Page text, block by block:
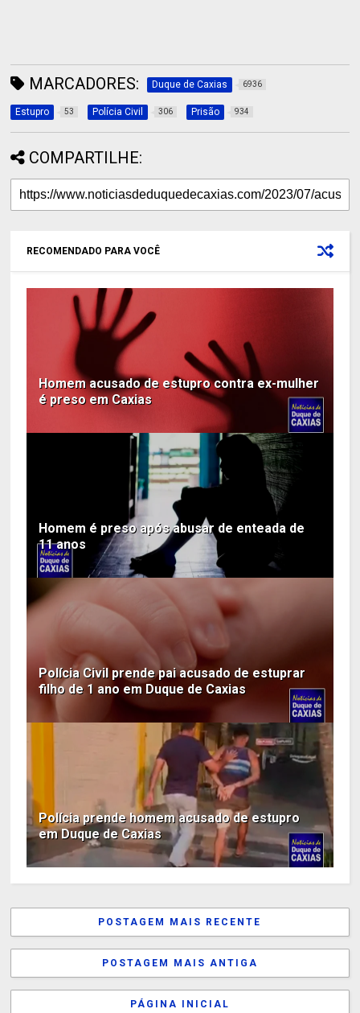
MARCADORES: Duque de Caxias 6936
Estupro 53 Polícia Civil 306 Prisão 934
COMPARTILHE:
RECOMENDADO PARA VOCÊ
Homem acusado de estupro contra ex-mulher
é preso em Caxias
Homem é preso após abusar de enteada de
11 anos
Polícia Civil prende pai acusado de estuprar
filho de 1 ano em Duque de Caxias
Polícia prende homem acusado de estupro
em Duque de Caxias
POSTAGEM MAIS RECENTE
POSTAGEM MAIS ANTIGA
PÁGINA INICIAL